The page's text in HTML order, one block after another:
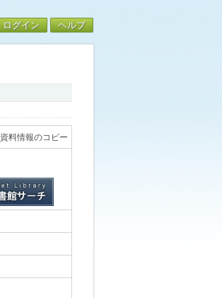
ログイン ヘルプ
資料情報のコピー